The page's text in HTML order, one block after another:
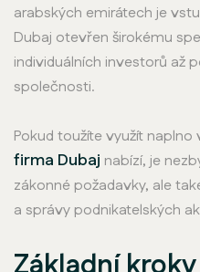
arabských emirátech je
Dubaj otevřen širokému
individuálních investorů až
společnosti.
Pokud toužíte využít naplno
firma Dubaj nabízí, je
zákonné požadavky, ale
a správy podnikatelských